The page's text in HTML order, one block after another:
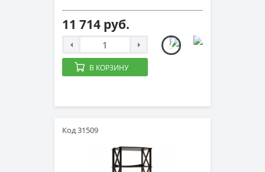
11 714 руб.
В КОРЗИНУ
Код 31509